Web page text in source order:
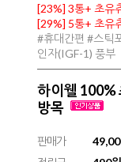
[23%] 3통+ 초유
[29%] 5통+ 초유
#휴대간편 #스틱
인자(IGF-1) 풍부
하이웰 100%
방목
판매가